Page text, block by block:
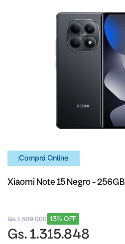
¡Comprá Online!
Xiaomi Note 15 Negro - 256GB
13% OFF
Gs. 1.509.000
Gs. 1.315.848